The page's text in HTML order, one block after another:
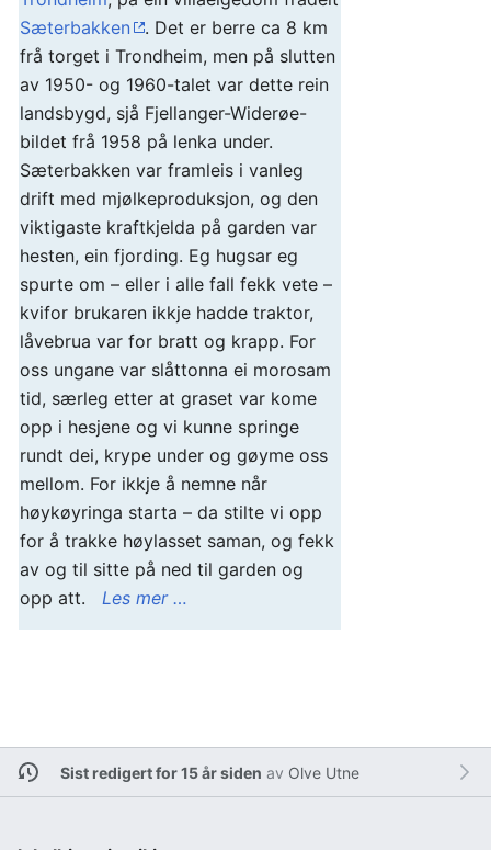
Sæterbakken
. Det er berre ca 8 km
frå torget i Trondheim, men på slutten
av 1950- og 1960-talet var dette rein
landsbygd, sjå Fjellanger-Widerøe-
bildet frå 1958 på lenka under.
Sæterbakken var framleis i vanleg
drift med mjølkeproduksjon, og den
viktigaste kraftkjelda på garden var
hesten, ein fjording. Eg hugsar eg
spurte om – eller i alle fall fekk vete –
kvifor brukaren ikkje hadde traktor,
låvebrua var for bratt og krapp. For
oss ungane var slåttonna ei morosam
tid, særleg etter at graset var kome
opp i hesjene og vi kunne springe
rundt dei, krype under og gøyme oss
mellom. For ikkje å nemne når
høykøyringa starta – da stilte vi opp
for å trakke høylasset saman, og fekk
av og til sitte på ned til garden og
opp att. Les mer …
Sist redigert for 15 år siden av Olve Utne